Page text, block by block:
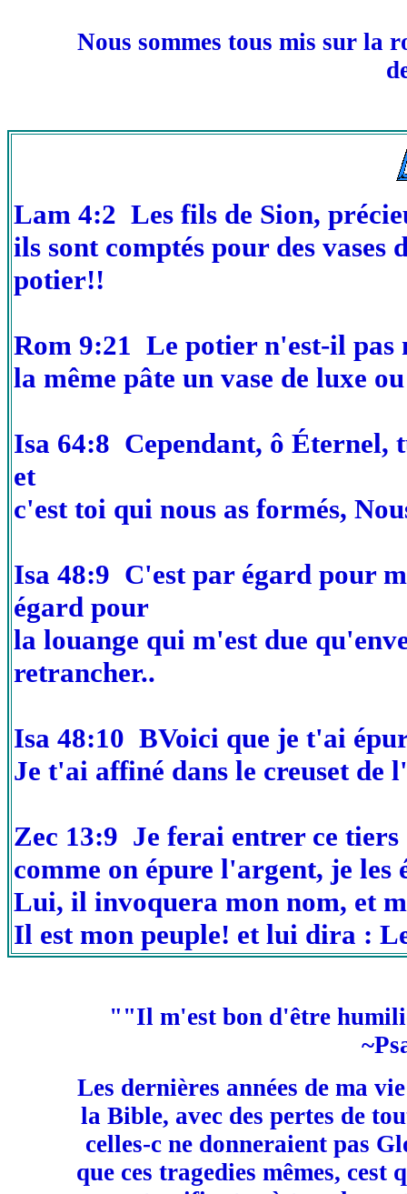
Nous sommes tous mis sur la
Lam 4:2 Les fils de Sion,
ils sont comptés pour des
potier!!
Rom 9:21 Le potier n'est-il pas
la même pâte un vase de luxe
Isa 64:8 Cependant, ô Éternel,
et
c'est toi qui nous as formés,
Isa 48:9 C'est par égard pour
égard pour
la louange qui m'est due
retrancher..
Isa 48:10 BVoici que je t'ai
Je t'ai affiné dans le creuset de
Zec 13:9 Je ferai entrer ce
comme on épure l'argent, je
Lui, il invoquera mon nom, et
Il est mon peuple! et lui dira :
""Il m'est bon d'être
Les dernières années de ma
la Bible, avec des pertes de
celles-c ne donneraient pas
que ces tragedies mêmes,